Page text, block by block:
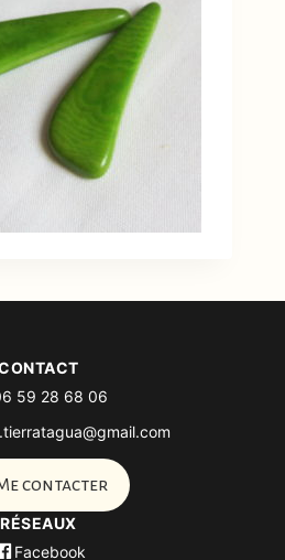
RÉSEAUX
Facebook
59 28 68 06
contacter